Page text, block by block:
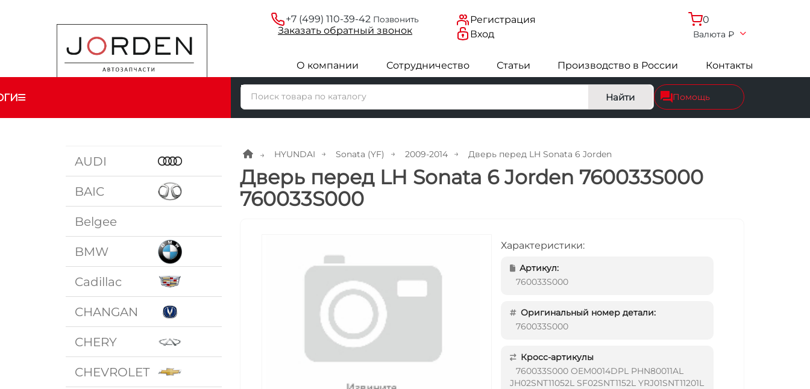
+7 (499) 110-39-42 Позвонить
Заказатьобратныйзвонок
Регистрация
Вход
0
Валюта ₽
О компании Сотрудничество Статьи Производство в России Контакты
Найти Помощь
AUDI
BAIC
Belgee
BMW
Cadillac
CHANGAN
CHERY
CHEVROLET
HYUNDAI Sonata (YF) 2009-2014 Дверь перед LH Sonata 6 Jorden
Дверь перед LH Sonata 6 Jorden 760033S000
760033S000
Характеристики:
Артикул:
760033S000
Оригинальный номер детали:
760033S000
Кросс-артикулы
760033S000 OEM0014DPL PHN80011AL
JH02SNT11052L SF02SNT1152L YRJ01SNT11201L